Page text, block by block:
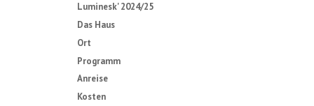
Luminesk' 2024/25
Das Haus
Ort
Programm
Anreise
Kosten